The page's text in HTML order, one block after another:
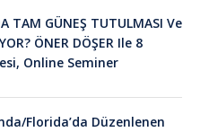
TAM GÜNEŞ TUTULMASI Ve
ÖNER DÖŞER Ile 8
Online Seminer
Florida’da Düzenlenen